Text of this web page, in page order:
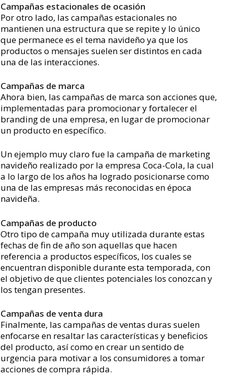
Campañas estacionales de ocasión
Por otro lado, las campañas estacionales no
mantienen una estructura que se repite y lo único
que permanece es el tema navideño ya que los
productos o mensajes suelen ser distintos en cada
una de las interacciones.
Campañas de marca
Ahora bien, las campañas de marca son acciones que,
implementadas para promocionar y fortalecer el
branding de una empresa, en lugar de promocionar
un producto en específico.
Un ejemplo muy claro fue la campaña de marketing
navideño realizado por la empresa Coca-Cola, la cual
a lo largo de los años ha logrado posicionarse como
una de las empresas más reconocidas en época
navideña.
Campañas de producto
Otro tipo de campaña muy utilizada durante estas
fechas de fin de año son aquellas que hacen
referencia a productos específicos, los cuales se
encuentran disponible durante esta temporada, con
el objetivo de que clientes potenciales los conozcan y
los tengan presentes.
Campañas de venta dura
Finalmente, las campañas de ventas duras suelen
enfocarse en resaltar las características y beneficios
del producto, así como en crear un sentido de
urgencia para motivar a los consumidores a tomar
acciones de compra rápida.